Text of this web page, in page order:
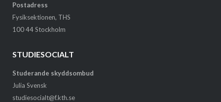
Postadress
Fysiksektionen, THS
100 44 Stockholm
STUDIESOCIALT
Studerande skyddsombud
Julia Svensk
studiesocialt@f.kth.se